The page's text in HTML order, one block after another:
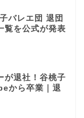
バレエ団 退団
覧を公式が発表
が退社！谷桃子
から卒業｜退